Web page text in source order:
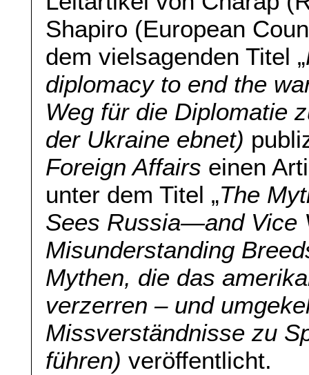
Shapiro (European
dem vielsagenden Titel „
diplomacy to end the
Weg für die Diplomatie
der Ukraine ebnet)
Foreign Affairs einen
unter dem Titel „The
Sees Russia—and Vice
Misunderstanding
Mythen, die das
verzerren – und
Missverständnisse zu
führen) veröffentlicht.